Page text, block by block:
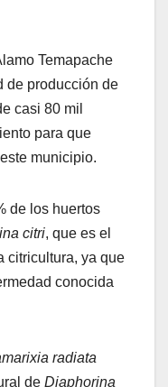
Temapache
de producción de
casi 80 mil
para que
municipio.
de los huertos
citri, que es el
citricultura, ya que
conocida
radiata
de Diaphorina